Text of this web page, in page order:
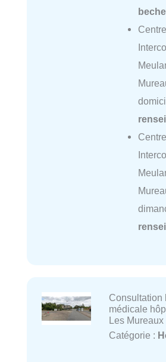
Consultation
médicale
Les Mureaux
Catégorie :